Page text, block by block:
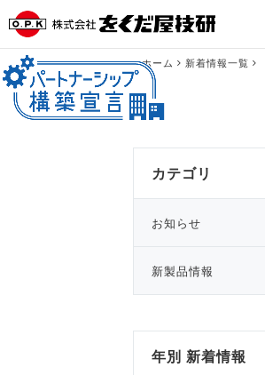
ホーム 新着情報一覧
カテゴリ
お知らせ
新製品情報
年別 新着情報